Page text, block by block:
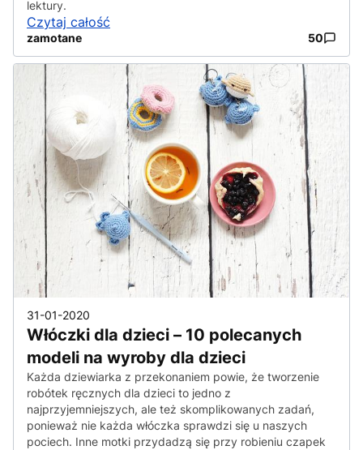
lektury.
Czytaj całość
zamotane 50
31-01-2020
Włóczki dla dzieci – 10 polecanych
modeli na wyroby dla dzieci
Każda dziewiarka z przekonaniem powie, że tworzenie
robótek ręcznych dla dzieci to jedno z
najprzyjemniejszych, ale też skomplikowanych zadań,
ponieważ nie każda włóczka sprawdzi się u naszych
pociech. Inne motki przydadzą się przy robieniu czapek